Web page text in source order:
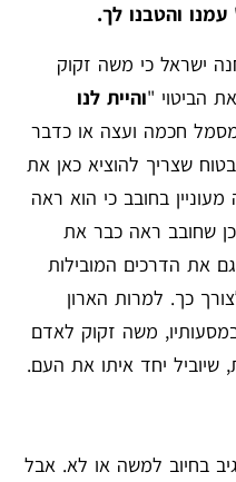
והטבנו לך.
ישראל כי משה זקוק
הביטוי "והיית לנו
חכמה ועצה או כדבר
שצריך להוציא כאן את
בחובב כי הוא ראה
שחובב ראה כבר את
את הדרכים המובילות
כך. למרות הארון
משה זקוק לאדם
יחד איתו את העם.
בחיוב למשה או לא. אבל